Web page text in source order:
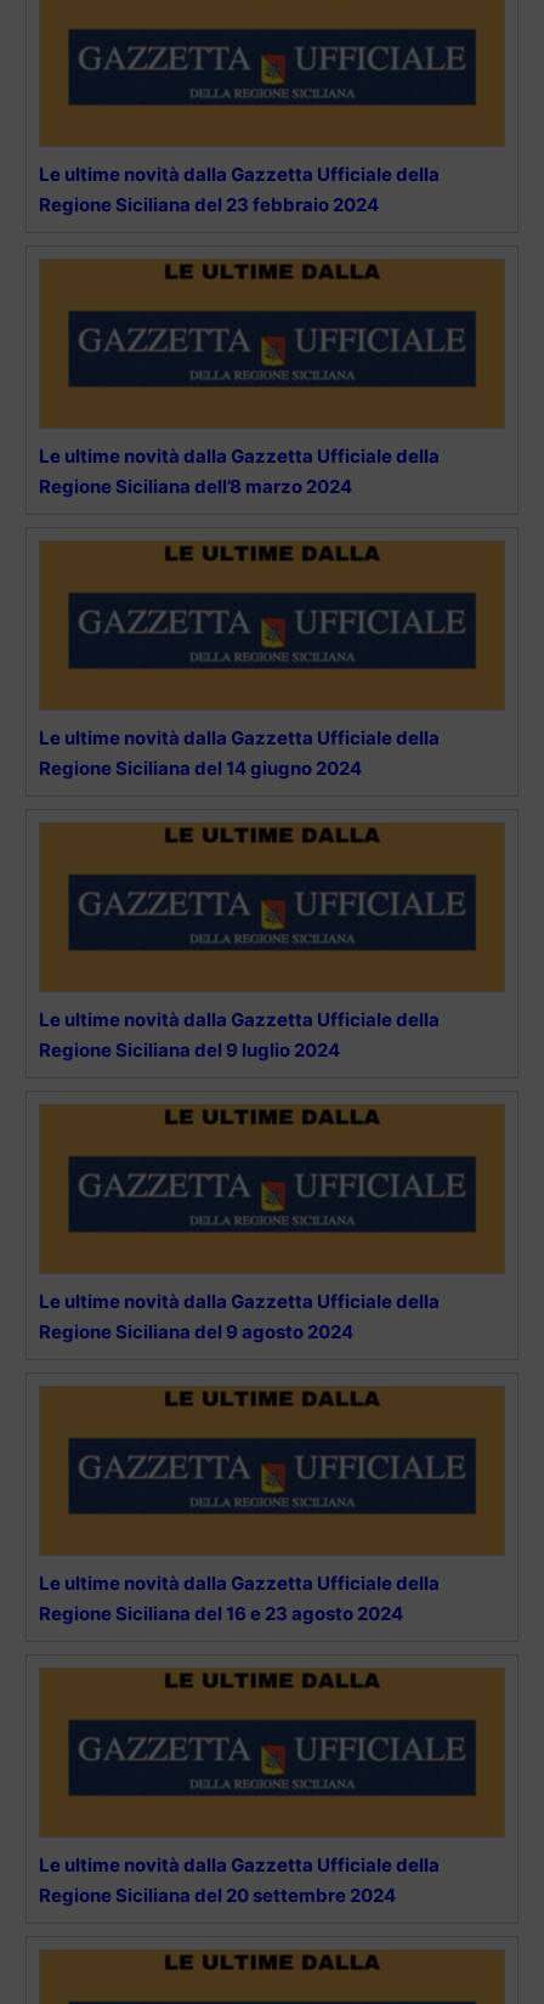
Le ultime novità dalla Gazzetta Ufficiale della
Regione Siciliana del 23 febbraio 2024
Le ultime novità dalla Gazzetta Ufficiale della
Regione Siciliana dell’8 marzo 2024
Le ultime novità dalla Gazzetta Ufficiale della
Regione Siciliana del 14 giugno 2024
Le ultime novità dalla Gazzetta Ufficiale della
Regione Siciliana del 9 luglio 2024
Le ultime novità dalla Gazzetta Ufficiale della
Regione Siciliana del 9 agosto 2024
Le ultime novità dalla Gazzetta Ufficiale della
Regione Siciliana del 16 e 23 agosto 2024
Le ultime novità dalla Gazzetta Ufficiale della
Regione Siciliana del 20 settembre 2024